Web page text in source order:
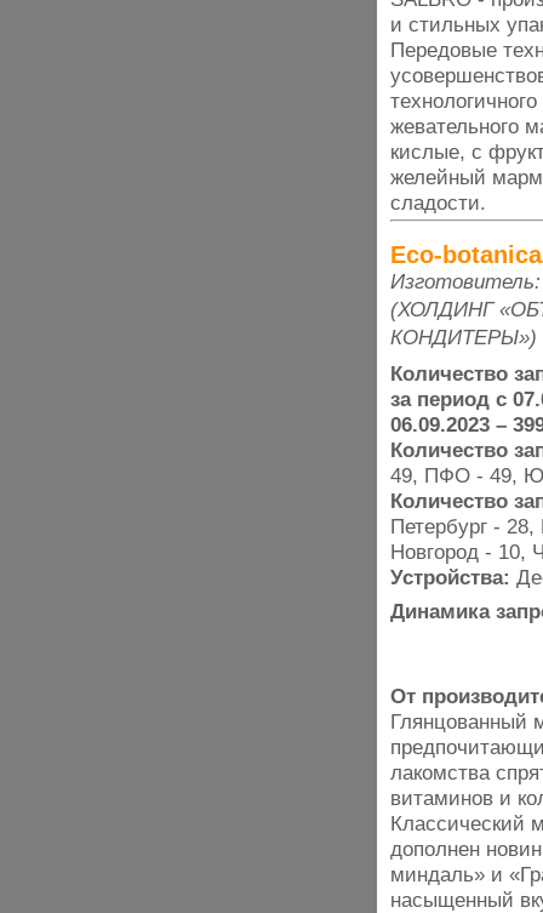
и стильных
Передовые
жевательного
кислые, с
желейный
сладости.
Eco-
(ХОЛДИНГ
КОНДИТЕРЫ»)
Количество
за период с
06.09.2023 –
Количество
49, ПФО - 49,
Количество
Петербург -
Новгород - 10,
Устройства:
Динамика
От
Глянцованный
лакомства
витаминов и
Классический
дополнен
миндаль» и
насыщенный